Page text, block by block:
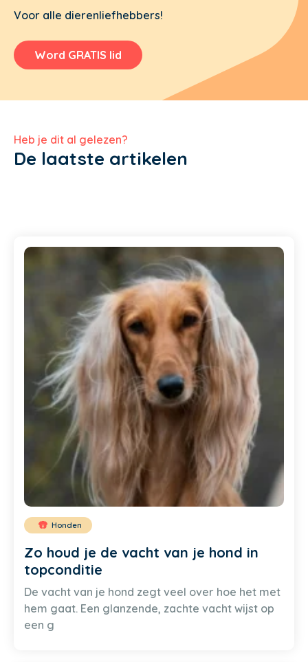
Voor alle dierenliefhebbers!
Word GRATIS lid
Heb je dit al gelezen?
De laatste artikelen
Honden
Zo houd je de vacht van je hond in
topconditie
De vacht van je hond zegt veel over hoe het met
hem gaat. Een glanzende, zachte vacht wijst op
een g